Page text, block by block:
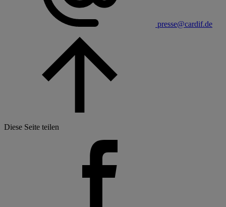
presse@cardif.de
Diese Seite teilen